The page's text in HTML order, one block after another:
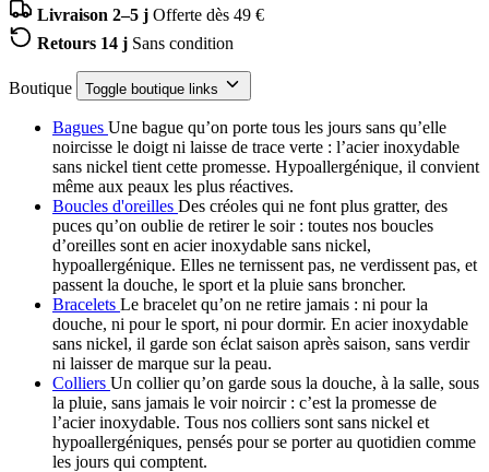
Livraison 2–5 j Offerte dès 49 €
Retours 14 j Sans condition
Boutique Toggle boutique links
Bagues Une bague qu’on porte tous les jours sans qu’elle
noircisse le doigt ni laisse de trace verte : l’acier inoxydable
sans nickel tient cette promesse. Hypoallergénique, il convient
même aux peaux les plus réactives.
Boucles d'oreilles Des créoles qui ne font plus gratter, des
puces qu’on oublie de retirer le soir : toutes nos boucles
d’oreilles sont en acier inoxydable sans nickel,
hypoallergénique. Elles ne ternissent pas, ne verdissent pas, et
passent la douche, le sport et la pluie sans broncher.
Bracelets Le bracelet qu’on ne retire jamais : ni pour la
douche, ni pour le sport, ni pour dormir. En acier inoxydable
sans nickel, il garde son éclat saison après saison, sans verdir
ni laisser de marque sur la peau.
Colliers Un collier qu’on garde sous la douche, à la salle, sous
la pluie, sans jamais le voir noircir : c’est la promesse de
l’acier inoxydable. Tous nos colliers sont sans nickel et
hypoallergéniques, pensés pour se porter au quotidien comme
les jours qui comptent.